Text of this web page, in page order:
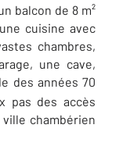
balcon de 8 m²
cuisine avec
chambres,
une cave,
des années 70
pas des accès
chambérien